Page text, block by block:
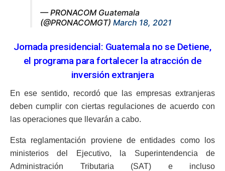
— PRONACOM Guatemala
(@PRONACOMGT) March 18, 2021
Jornada presidencial: Guatemala no se Detiene,
el programa para fortalecer la atracción de
inversión extranjera
En ese sentido, recordó que las empresas extranjeras
deben cumplir con ciertas regulaciones de acuerdo con
las operaciones que llevarán a cabo.
Esta reglamentación proviene de entidades como los
ministerios del Ejecutivo, la Superintendencia de
Administración Tributaria (SAT) e incluso